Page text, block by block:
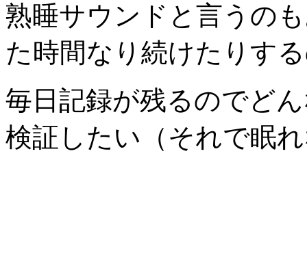
熟睡サウンドと言うの
た時間なり続けたりす
毎日記録が残るのでど
検証したい（それで眠